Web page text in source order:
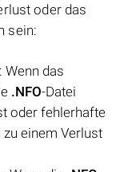
oder das
sein:
Wenn das
.NFO-Datei
oder fehlerhafte
einem Verlust